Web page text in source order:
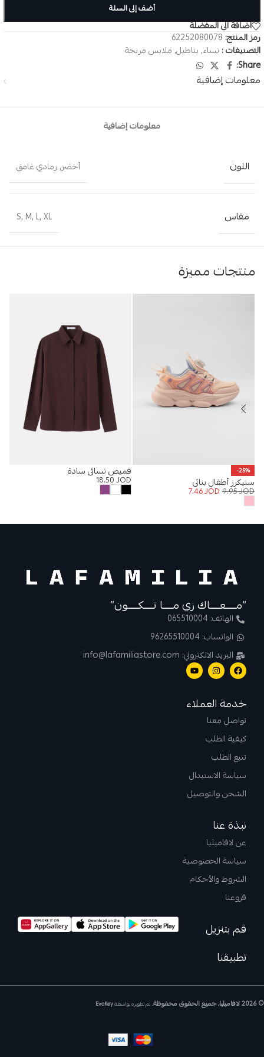
أضف إلى السلة
اضافة الى المفضلة
رمز المنتج: 62252080078
التصنيفات : نساء, بناطيل, ملابس مريحة
Share:
معلومات إضافية
معلومات إضافية
اللون أخضر, رمادي غامق
مقاس S, M, L, XL
منتجات مميزة
-25%
سنيكرز أطفال بناتي
9.95JOD
7.46JOD
قميص نسائي سادة
18.50JOD
“مــــعــــاك زي مــــا تــــكــــون”
الهاتف: 065510004
الواتساب: 96265510004
البريد الالكتروني: info@lafamiliastore.com
خدمة العملاء
تواصل معنا
كيفية الطلب
تتبع الطلب
سياسة الاستبدال
الشحن والتوصيل
نبذة عنا
عن لافاميليا
سياسة الخصوصية
الشروط والأحكام
فروعنا
قم بتنزيل
تطبيقنا
© 2026 لافاميليا, جميع الحقوق محفوظة. تم تطويره بواسطةEvoKey